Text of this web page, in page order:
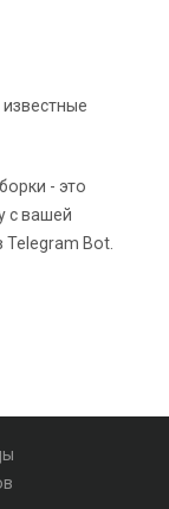
известные
- это
с вашей
Telegram Bot.